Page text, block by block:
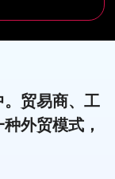
。贸易商、工
外贸模式，